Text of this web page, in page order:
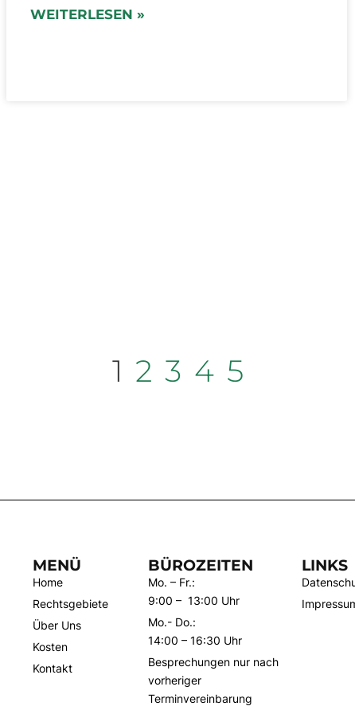
WEITERLESEN »
1 2 3 4 5
MENÜ
Home
Rechtsgebiete
Über Uns
Kosten
Kontakt
BÜROZEITEN
Mo. – Fr.:
9:00 – 13:00 Uhr
Mo.- Do.:
14:00 – 16:30 Uhr
Besprechungen nur nach
vorheriger
Terminvereinbarung
LINKS